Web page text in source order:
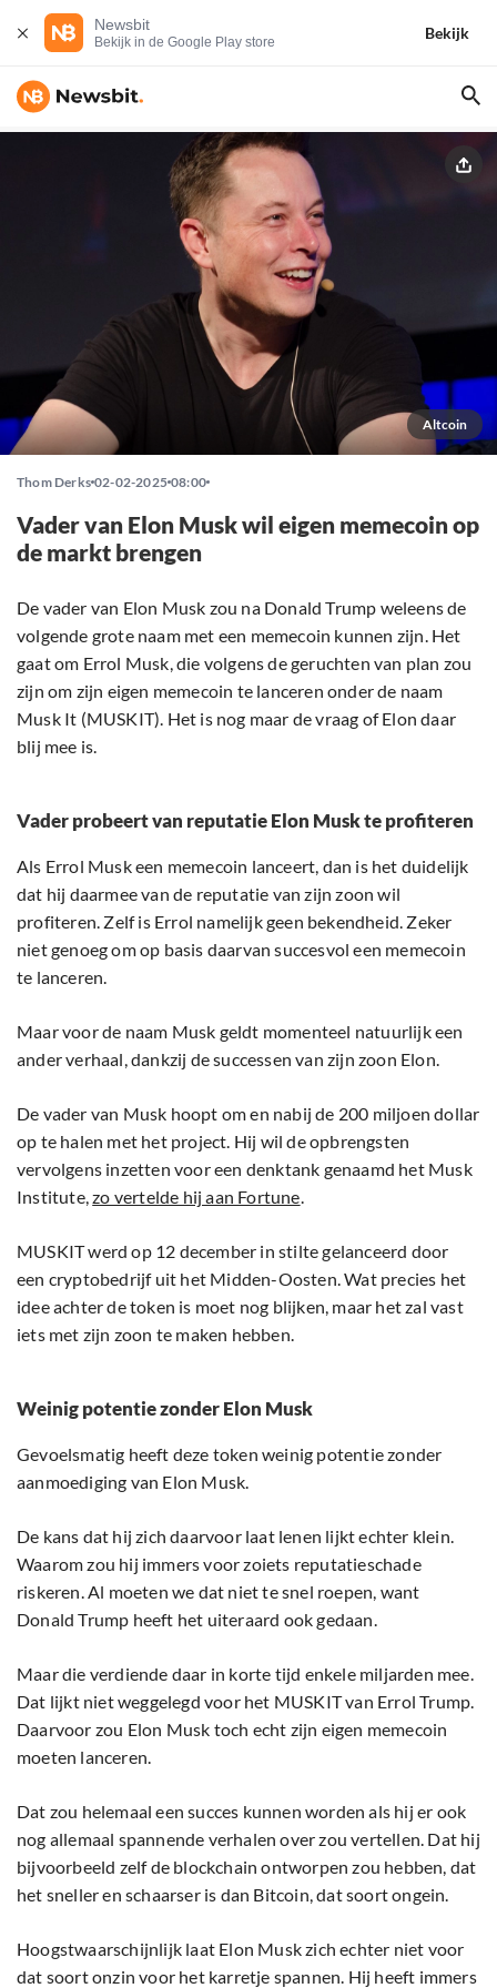
Newsbit
Bekijk in de Google Play store
Bekijk
Altcoin
Thom Derks 02-02-2025 08:00
Vader van Elon Musk wil eigen memecoin op
de markt brengen
De vader van Elon Musk zou na Donald Trump weleens de
volgende grote naam met een memecoin kunnen zijn. Het
gaat om Errol Musk, die volgens de geruchten van plan zou
zijn om zijn eigen memecoin te lanceren onder de naam
Musk It (MUSKIT). Het is nog maar de vraag of Elon daar
blij mee is.
Vader probeert van reputatie Elon Musk te profiteren
Als Errol Musk een memecoin lanceert, dan is het duidelijk
dat hij daarmee van de reputatie van zijn zoon wil
profiteren. Zelf is Errol namelijk geen bekendheid. Zeker
niet genoeg om op basis daarvan succesvol een memecoin
te lanceren.
Maar voor de naam Musk geldt momenteel natuurlijk een
ander verhaal, dankzij de successen van zijn zoon Elon.
De vader van Musk hoopt om en nabij de 200 miljoen dollar
op te halen met het project. Hij wil de opbrengsten
vervolgens inzetten voor een denktank genaamd het Musk
Institute,zo vertelde hij aan Fortune.
MUSKIT werd op 12 december in stilte gelanceerd door
een cryptobedrijf uit het Midden-Oosten. Wat precies het
idee achter de token is moet nog blijken, maar het zal vast
iets met zijn zoon te maken hebben.
Weinig potentie zonder Elon Musk
Gevoelsmatig heeft deze token weinig potentie zonder
aanmoediging van Elon Musk.
De kans dat hij zich daarvoor laat lenen lijkt echter klein.
Waarom zou hij immers voor zoiets reputatieschade
riskeren. Al moeten we dat niet te snel roepen, want
Donald Trump heeft het uiteraard ook gedaan.
Maar die verdiende daar in korte tijd enkele miljarden mee.
Dat lijkt niet weggelegd voor het MUSKIT van Errol Trump.
Daarvoor zou Elon Musk toch echt zijn eigen memecoin
moeten lanceren.
Dat zou helemaal een succes kunnen worden als hij er ook
nog allemaal spannende verhalen over zou vertellen. Dat hij
bijvoorbeeld zelf de blockchain ontworpen zou hebben, dat
het sneller en schaarser is dan Bitcoin, dat soort ongein.
Hoogstwaarschijnlijk laat Elon Musk zich echter niet voor
dat soort onzin voor het karretje spannen. Hij heeft immers